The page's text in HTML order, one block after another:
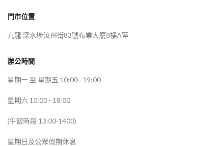
門市位置
九龍 深水埗汝州街83號布業大廈8樓A室
辦公時間
星期一 至 星期五 10:00 - 19:00
星期六 10:00 - 18:00
(午飯時段 13:00-1400)
星期日及公眾假期休息